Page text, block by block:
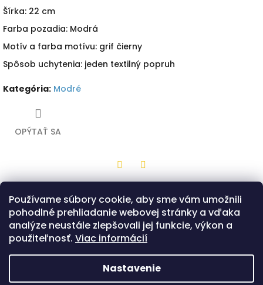
Používame súbory cookie, aby sme vám umožnili
pohodlné prehliadanie webovej stránky a vďaka
analýze neustále zlepšovali jej funkcie, výkon a
použiteľnosť. Viac informácií
Nastavenie
Šírka: 22 cm
Farba pozadia: Modrá
Motív a farba motívu: grif čierny
Spôsob uchytenia: jeden textilný popruh
Kategória: Modré
OPÝTAŤ SA
TwitterFacebook
Popis Diskusia
Drevená hračka z bukovej preglejky v tvare malého štítu s
modrou potlačou a motívom čierneho grifa. Na zadnej
strane je jeden popruh, ktorým sa štít drží. Možnosť výberu
z dvoch prevedení - Klasik alebo Bojovník.